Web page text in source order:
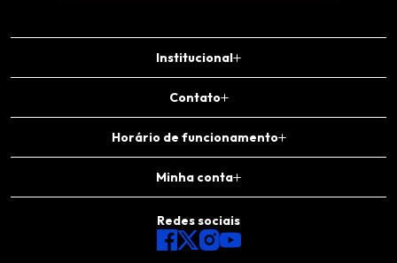
Institucional
Contato
Horário de funcionamento
Minha conta
Redes sociais